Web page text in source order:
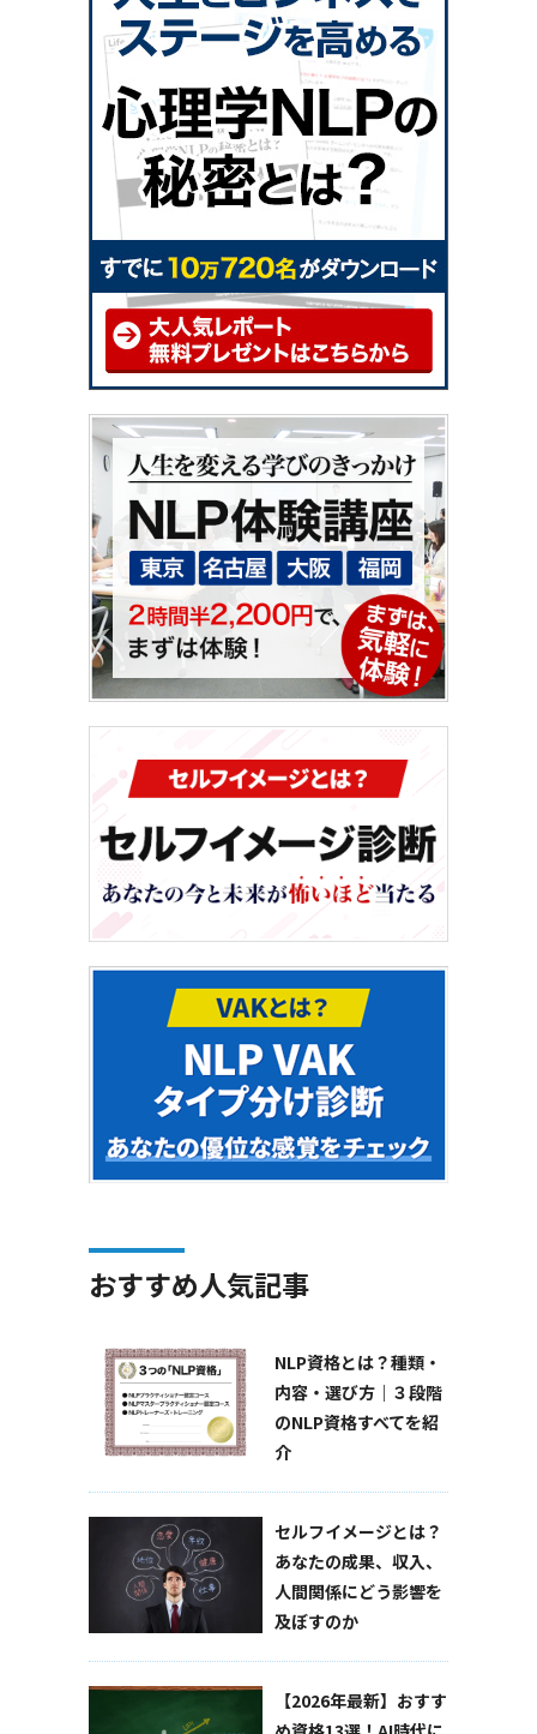
おすすめ人気記事
NLP資格とは？種類・
内容・選び方｜３段階
のNLP資格すべてを紹
介
セルフイメージとは？
あなたの成果、収入、
人間関係にどう影響を
及ぼすのか
【2026年最新】おすす